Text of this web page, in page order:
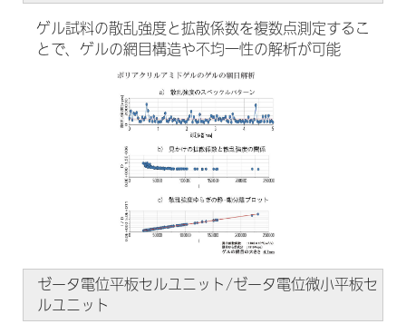
ゲル試料の散乱強度と拡散係数を複数点測定するこ
とで、ゲルの網目構造や不均一性の解析が可能
ゼータ電位平板セルユニット/ゼータ電位微小平板セ
ルユニット